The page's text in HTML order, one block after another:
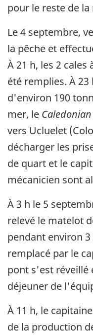
pour le reste de la
Le 4 septembre,
la pêche et
À 21 h, les 2
été remplies. À 23
d'environ 190
mer, le Caledonian
vers Ucluelet
décharger les
de quart et le
mécanicien sont
À 3 h le 5
relevé le matelot
pendant environ
remplacé par le
pont s'est réveillé
déjeuner de
À 11 h, le
de la production